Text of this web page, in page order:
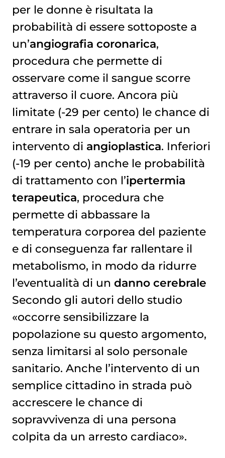
per le donne è risultata la
probabilità di essere sottoposte a
un’angiografia coronarica,
procedura che permette di
osservare come il sangue scorre
attraverso il cuore. Ancora più
limitate (-29 per cento) le chance di
entrare in sala operatoria per un
intervento di angioplastica. Inferiori
(-19 per cento) anche le probabilità
di trattamento con l’ipertermia
terapeutica, procedura che
permette di abbassare la
temperatura corporea del paziente
e di conseguenza far rallentare il
metabolismo, in modo da ridurre
l’eventualità di un danno cerebrale
Secondo gli autori dello studio
«occorre sensibilizzare la
popolazione su questo argomento,
senza limitarsi al solo personale
sanitario. Anche l’intervento di un
semplice cittadino in strada può
accrescere le chance di
sopravvivenza di una persona
colpita da un arresto cardiaco».